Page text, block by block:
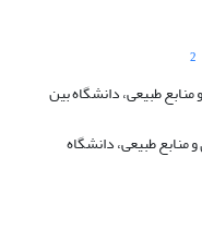
2
طبیعی، دانشگاه بین
طبیعی، دانشگاه